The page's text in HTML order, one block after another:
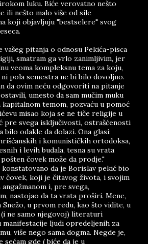
luku. Biće verovatno nešto
ili nešto malo više od sile
koji objavljuju "bestselere" svog
vašeg pitanja o odnosu Pekića-pisca
smatram ga vrlo zanimljivim, jer
veoma kompleksnu tema za koju,
ni pola semestra ne bi bilo dovoljno.
da ovim neću odgovoriti na pitanje
umesto da sam mučim muku
kapitalnom temom, pozvaću u pomoć
misao koja se ne tiče religije u
pre svega isključivosti, ostrašćenosti
bilo odakle da dolazi. Ona glasi:
i komunističkih ortodoksa,
i levih budala, tesna su vrata
čovek može da prodje."
konstatovano da je Borislav pekić bio
čovek, koji je čitavog života, i svojim
i, pre svega,
nastojao da ta vrata proširi. Mene,
Snežo, u prvom redu, kao što vidite, u
ne samo njegovoj) literaturi
manifestacije ljudi opredeljenih za
više nego sama dogma. Negde je,
sećam gde ( biće da je u